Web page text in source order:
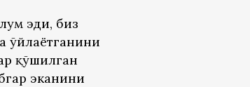
эди, биз
ўйлаётганини
қўшилган
эканини